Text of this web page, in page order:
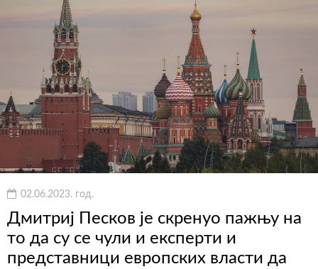
02.06.2023. год.
Дмитриј Песков је скренуо пажњу на
то да су се чули и експерти и
представници европских власти да